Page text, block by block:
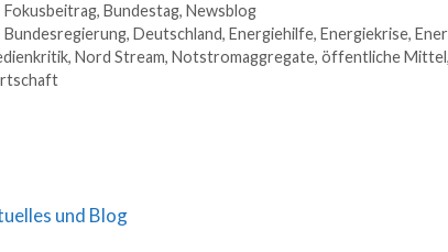
Fokusbeitrag, Bundestag, Newsblog
Bundesregierung, Deutschland, Energiehilfe, Energiekrise,
, Nord Stream, Notstromaggregate, öffentliche Mittel,
und Blog